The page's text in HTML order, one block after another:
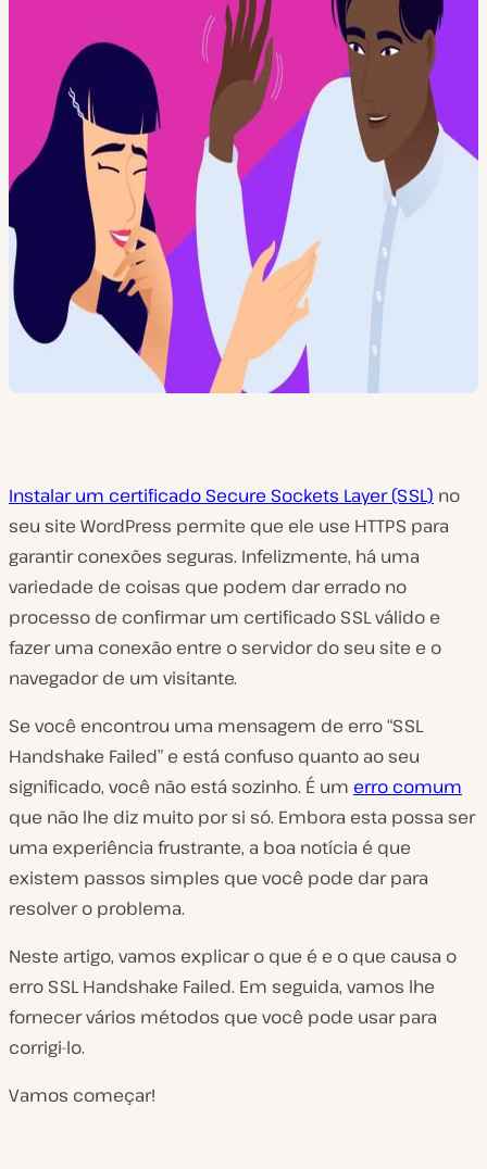
Instalar um certificado Secure Sockets Layer (SSL) no
seu site WordPress permite que ele use HTTPS para
garantir conexões seguras. Infelizmente, há uma
variedade de coisas que podem dar errado no
processo de confirmar um certificado SSL válido e
fazer uma conexão entre o servidor do seu site e o
navegador de um visitante.
Se você encontrou uma mensagem de erro “SSL
Handshake Failed” e está confuso quanto ao seu
significado, você não está sozinho. É um erro comum
que não lhe diz muito por si só. Embora esta possa ser
uma experiência frustrante, a boa notícia é que
existem passos simples que você pode dar para
resolver o problema.
Neste artigo, vamos explicar o que é e o que causa o
erro SSL Handshake Failed. Em seguida, vamos lhe
fornecer vários métodos que você pode usar para
corrigi-lo.
Vamos começar!